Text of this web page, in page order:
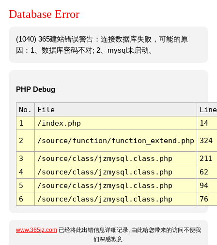
Database Error
(1040) 365建站错误警告：连接数据库失败，可能的原
因：1、数据库密码不对; 2、mysql未启动。
PHP Debug
No. File
Line
1
/index.php 14
2 /source/function/function_extend.php 324
3 /source/class/jzmysql.class.php
211
4
/source/class/jzmysql.class.php
62
5
/source/class/jzmysql.class.php
94
6
/source/class/jzmysql.class.php 76
www.365jz.com 已经将此出错信息详细记录, 由此给您带来的访问不便我
们深感歉意.